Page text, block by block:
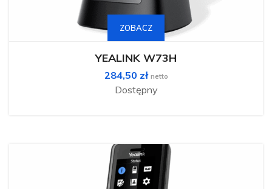
ZOBACZ
YEALINK W73H
284,50 zł netto
Dostępny